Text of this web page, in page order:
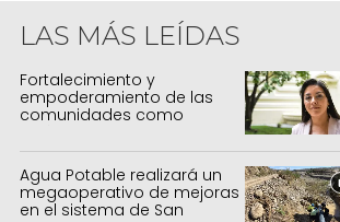
LAS MÁS LEÍDAS
Fortalecimiento y
empoderamiento de las
comunidades como
Agua Potable realizará un
megaoperativo de mejoras
en el sistema de San